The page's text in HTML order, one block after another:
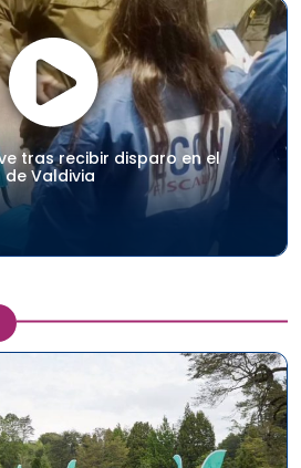
tras recibir disparo en el
Valdivia